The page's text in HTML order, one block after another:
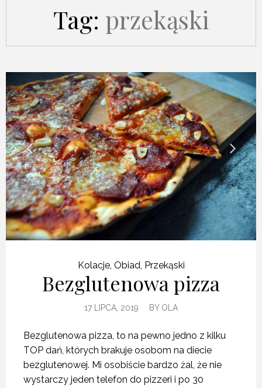
Tag: przekąski
Kolacje, Obiad, Przekąski
Bezglutenowa pizza
17 LIPCA, 2019 BY OLA
Bezglutenowa pizza, to na pewno jedno z kilku
TOP dań, których brakuje osobom na diecie
bezglutenowej. Mi osobiście bardzo żal, że nie
wystarczy jeden telefon do pizzeri i po 30